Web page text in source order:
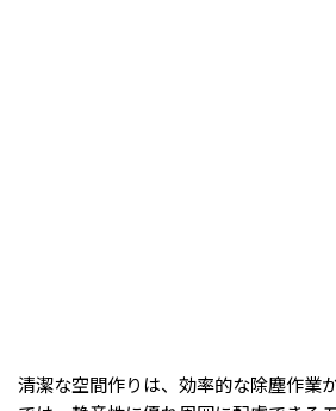
清潔な空間作りは、効率的な除塵作業